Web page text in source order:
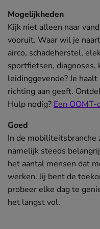
Mogelijkheden
Kijk niet alleen naar
vooruit. Waar wil je
airco, schadeherstel,
sportfietsen, diagnoses,
leidinggevende? Je
richting aan geeft.
Hulp nodig? Een OOMT-
Goed
In de
namelijk steeds
het aantal mensen dat
werken. Jij bent de
probeer elke dag te
het langst vol.